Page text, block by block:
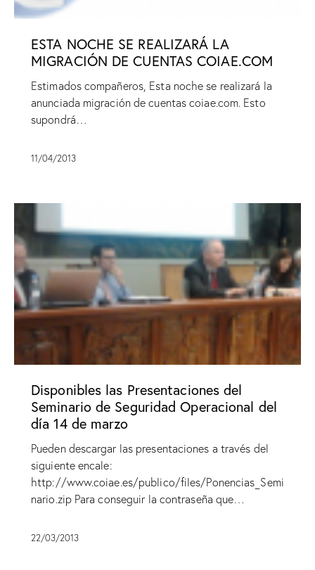
ESTA NOCHE SE REALIZARÁ LA
MIGRACIÓN DE CUENTAS COIAE.COM
Estimados compañeros, Esta noche se realizará la
anunciada migración de cuentas coiae.com. Esto
supondrá…
11/04/2013
Disponibles las Presentaciones del
Seminario de Seguridad Operacional del
día 14 de marzo
Pueden descargar las presentaciones a través del
siguiente encale:
http://www.coiae.es/publico/files/Ponencias_Semi
nario.zip Para conseguir la contraseña que…
22/03/2013